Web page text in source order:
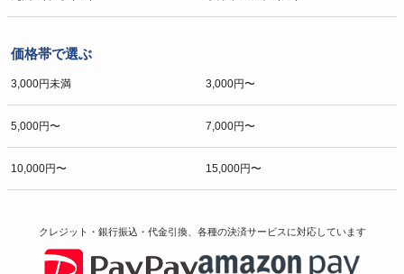
価格帯で選ぶ
3,000円未満 3,000円〜
5,000円〜 7,000円〜
10,000円〜 15,000円〜
クレジット・銀行振込・代金引換、各種の決済サービスに対応しています